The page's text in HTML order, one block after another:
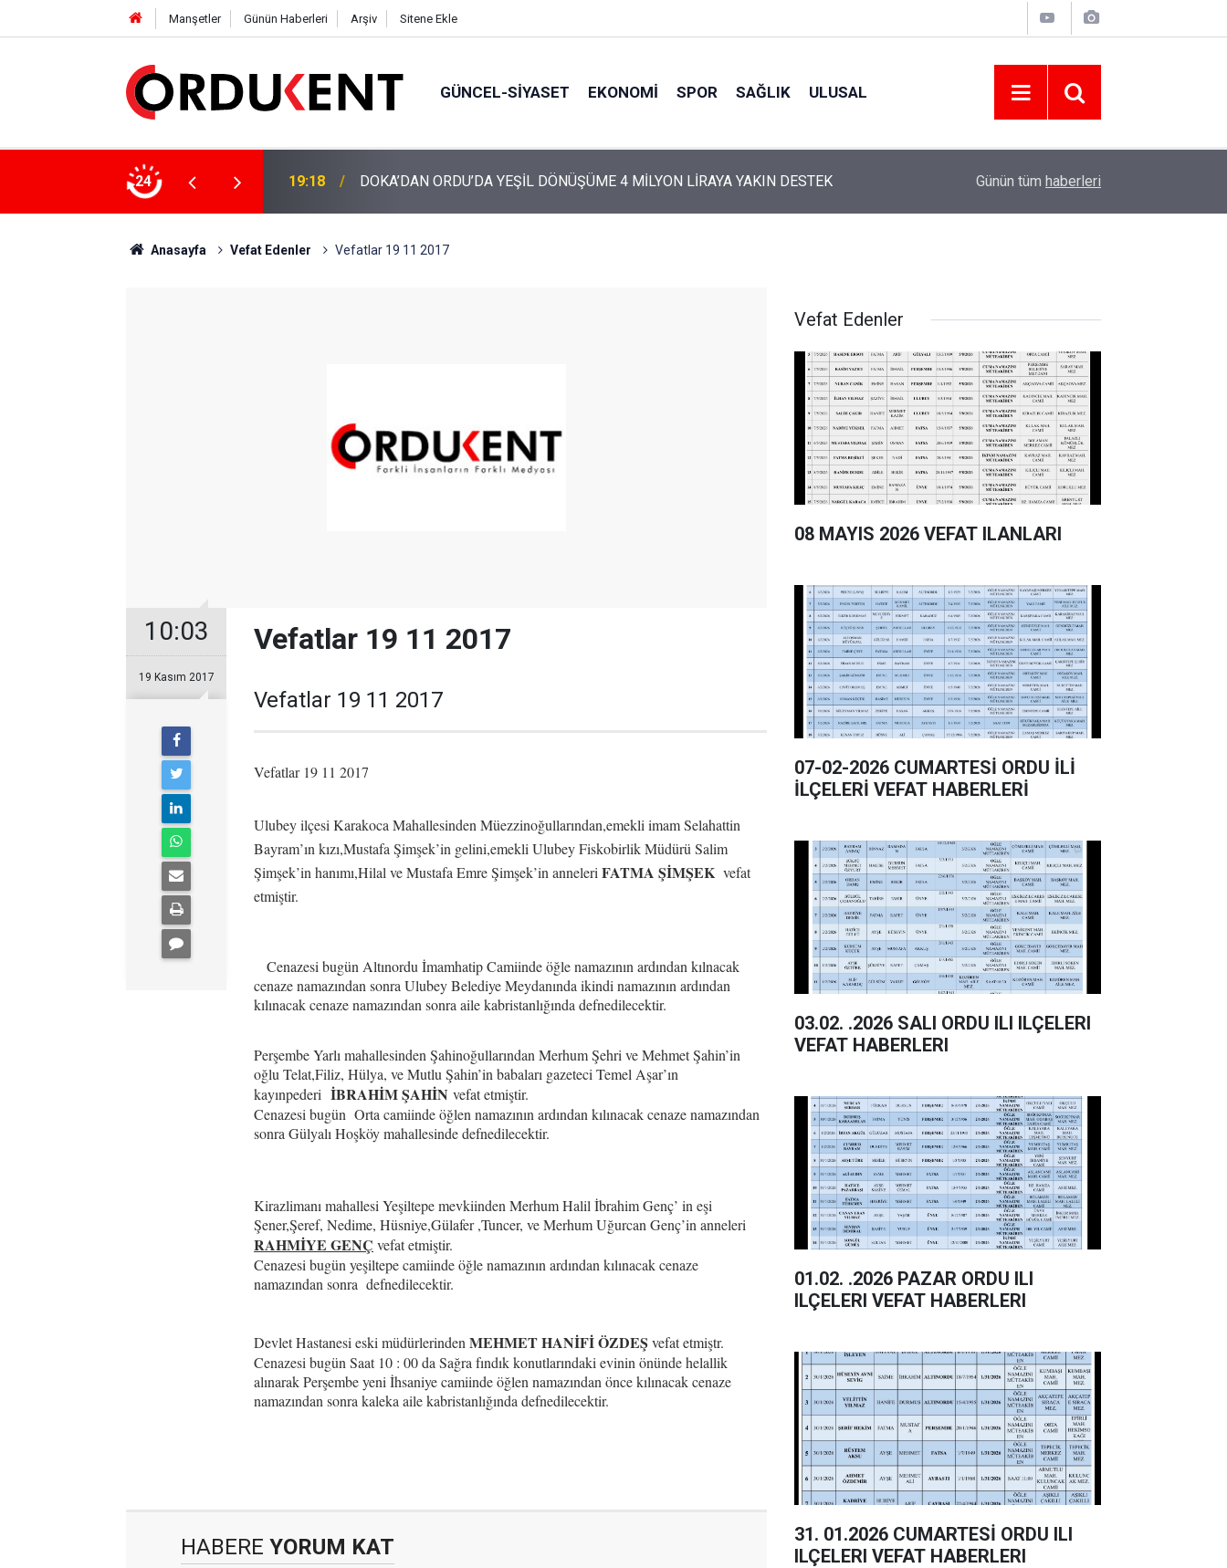
Manşetler Günün Haberleri Arşiv Sitene Ekle
GÜNCEL-SIYASET EKONOMI SPOR SAĞLIK ULUSAL
24
4 MİLYON LİRAYA YAKIN DESTEK 12:46 YENİ PARTİ’NİN ORDU’DAKİ 69 KİŞİLİK KURUCU KADROSU AÇIKLANDI YENİ PARTİ ALTINORDU’DA KURUCU
Günün tüm haberleri
Anasayfa Vefat Edenler Vefatlar 19 11 2017
10:03
19 Kasım 2017
Vefatlar 19 11 2017
Vefatlar 19 11 2017
Vefatlar 19 11 2017
Ulubey ilçesi Karakoca Mahallesinden Müezzinoğullarından,emekli imam Selahattin
Bayram’ın kızı,Mustafa Şimşek’in gelini,emekli Ulubey Fiskobirlik Müdürü Salim
Şimşek’in hanımı,Hilal ve Mustafa Emre Şimşek’in anneleri FATMA ŞİMŞEK vefat
etmiştir.
Cenazesi bugün Altınordu İmamhatip Camiinde öğle namazının ardından kılnacak
cenaze namazından sonra Ulubey Belediye Meydanında ikindi namazının ardından
kılınacak cenaze namazından sonra aile kabristanlığında defnedilecektir.
Perşembe Yarlı mahallesinden Şahinoğullarından Merhum Şehri ve Mehmet Şahin’in
oğlu Telat,Filiz, Hülya, ve Mutlu Şahin’in babaları gazeteci Temel Aşar’ın
kayınpederi İBRAHİM ŞAHİN vefat etmiştir.
Cenazesi bugün Orta camiinde öğlen namazının ardından kılınacak cenaze namazından
sonra Gülyalı Hoşköy mahallesinde defnedilecektir.
Kirazlimanı mahallesi Yeşiltepe mevkiinden Merhum Halil İbrahim Genç’ in eşi
Şener,Şeref, Nedime, Hüsniye,Gülafer ,Tuncer, ve Merhum Uğurcan Genç’in anneleri
RAHMİYE GENÇ vefat etmiştir.
Cenazesi bugün yeşiltepe camiinde öğle namazının ardından kılınacak cenaze
namazından sonra defnedilecektir.
Devlet Hastanesi eski müdürlerinden MEHMET HANİFİ ÖZDEŞ vefat etmiştr.
Cenazesi bugün Saat 10 : 00 da Sağra fındık konutlarındaki evinin önünde helallik
alınarak Perşembe yeni İhsaniye camiinde öğlen namazından önce kılınacak cenaze
namazından sonra kaleka aile kabristanlığında defnedilecektir.
HABERE YORUM KAT
Vefat Edenler
08 MAYIS 2026 VEFAT ILANLARI
07-02-2026 CUMARTESİ ORDU İLİ
İLÇELERİ VEFAT HABERLERİ
03.02. .2026 SALI ORDU ILI ILÇELERI
VEFAT HABERLERI
01.02. .2026 PAZAR ORDU ILI
ILÇELERI VEFAT HABERLERI
31. 01.2026 CUMARTESİ ORDU ILI
ILÇELERI VEFAT HABERLERI